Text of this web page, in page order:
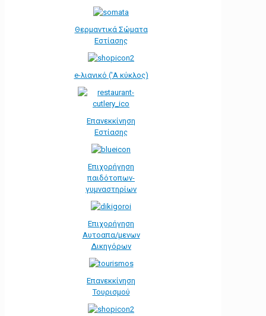
Θερμαντικά Σώματα
Εστίασης
e-λιανικό ('Α κύκλος)
Επανεκκίνηση
Εστίασης
Επιχορήγηση
παιδότοπων-
γυμναστηρίων
Επιχορήγηση
Αυτοαπα/μενων
Δικηγόρων
Επανεκκίνηση
Τουρισμού